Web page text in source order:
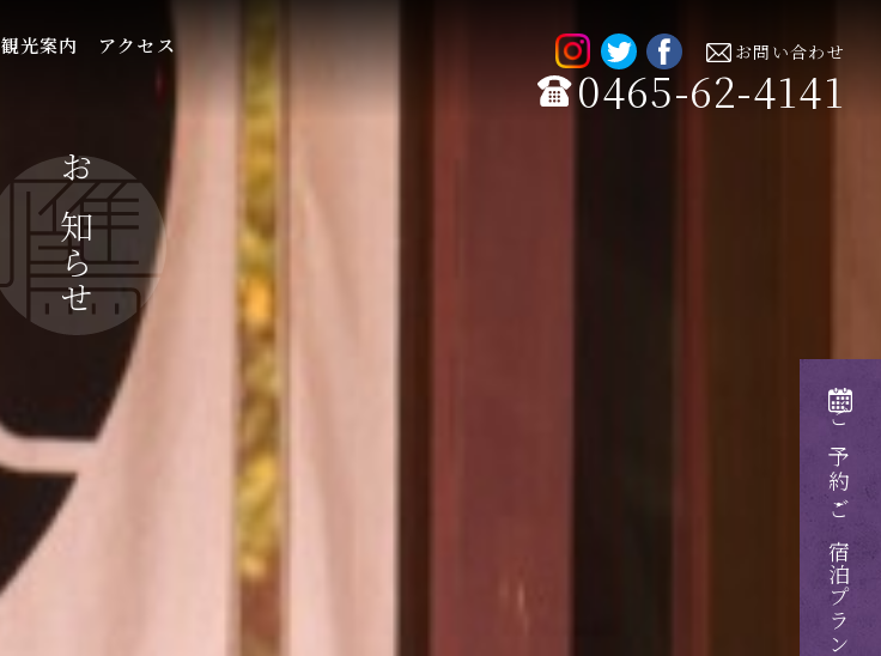
観光案内
アクセス
お問い合わせ
0465-62-4141
ご予約・ご宿泊プラン
お知らせ